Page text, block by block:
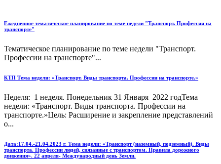
Ежедневное тематическое планирование по теме недели "Транспорт. Профессии на
транспорте"
Тематическое планирование по теме недели "Транспорт.
Профессии на транспорте"...
КТП Тема недели: «Транспорт. Виды транспорта. Профессии на транспорте.»
Неделя: 1 неделя. Понедельник 31 Января 2022 годТема
недели: «Транспорт. Виды транспорта. Профессии на
транспорте.»Цель: Расширение и закрепление представлений
о...
Дата:17.04.-21.04.2023 г. Тема недели: «Транспорт (наземный, подземный). Виды
транспорта. Профессии людей, связанные с транспортом. Правила дорожного
движения». 22 апреля- Международный день Земли.